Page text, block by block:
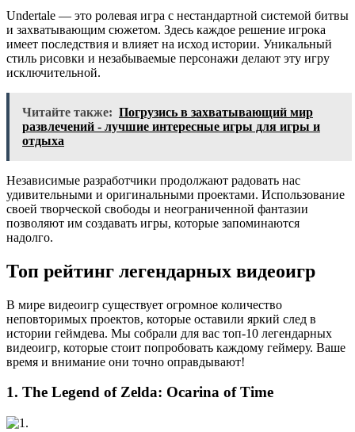
Undertale — это ролевая игра с нестандартной системой битвы
и захватывающим сюжетом. Здесь каждое решение игрока
имеет последствия и влияет на исход истории. Уникальный
стиль рисовки и незабываемые персонажи делают эту игру
исключительной.
Читайте также: Погрузись в захватывающий мир
развлечений - лучшие интересные игры для игры и
отдыха
Независимые разработчики продолжают радовать нас
удивительными и оригинальными проектами. Использование
своей творческой свободы и неограниченной фантазии
позволяют им создавать игры, которые запоминаются
надолго.
Топ рейтинг легендарных видеоигр
В мире видеоигр существует огромное количество
неповторимых проектов, которые оставили яркий след в
истории геймдева. Мы собрали для вас топ-10 легендарных
видеоигр, которые стоит попробовать каждому геймеру. Ваше
время и внимание они точно оправдывают!
1. The Legend of Zelda: Ocarina of Time